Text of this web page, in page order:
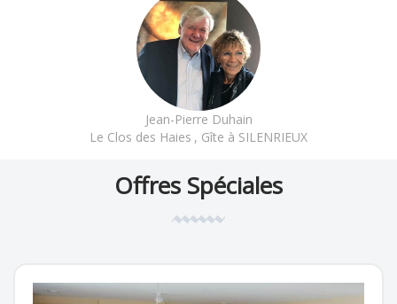
Jean-Pierre Duhain
Le Clos des Haies , Gîte à SILENRIEUX
Offres Spéciales